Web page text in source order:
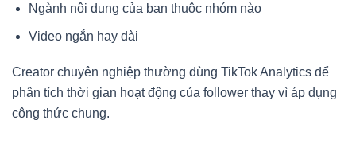
Ngành nội dung của bạn thuộc nhóm nào
Video ngắn hay dài
Creator chuyên nghiệp thường dùng TikTok Analytics để
phân tích thời gian hoạt động của follower thay vì áp dụng
công thức chung.